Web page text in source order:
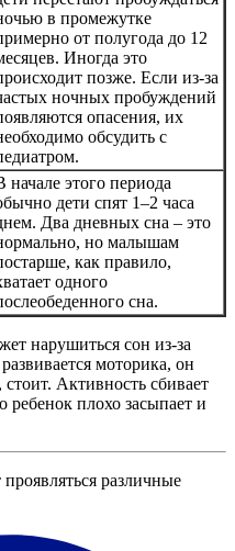
в промежутке
от полугода до 12
Иногда это
позже. Если из-за
ночных пробуждений
опасения, их
обсудить с
начале этого периода
дети спят 1–2 часа
Два дневных сна – это
но малышам
как правило,
одного
сна.
нарушиться сон из-за
моторика, он
стоит. Активность сбивает
плохо засыпает и
различные